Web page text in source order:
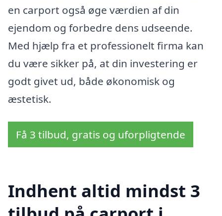
en carport også øge værdien af din
ejendom og forbedre dens udseende.
Med hjælp fra et professionelt firma kan
du være sikker på, at din investering er
godt givet ud, både økonomisk og
æstetisk.
Få 3 tilbud, gratis og uforpligtende
Indhent altid mindst 3